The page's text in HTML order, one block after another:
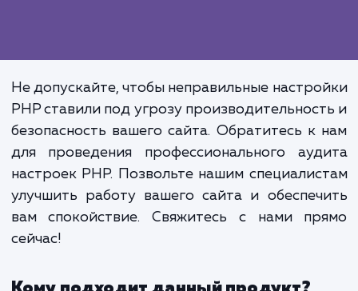
Аудит настроек PHP – это не
выявлении проблем, но
предложении эффективных
для оптимизации. Наша
улучшить работу вашего
обеспечив